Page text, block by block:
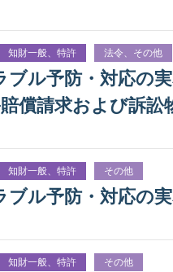
知財一般、特許 法令、その他
ル予防・対応の
償請求および訴訟
知財一般、特許 その他
ル予防・対応の
知財一般、特許 その他